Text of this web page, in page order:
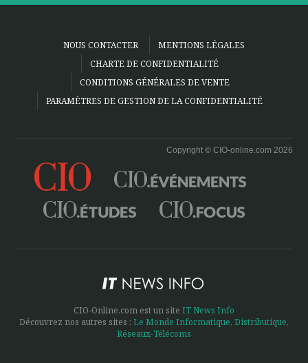
NOUS CONTACTER
MENTIONS LÉGALES
CHARTE DE CONFIDENTIALITÉ
CONDITIONS GÉNÉRALES DE VENTE
PARAMÈTRES DE GESTION DE LA CONFIDENTIALITÉ
Copyright © CIO-online.com 2026
CIO-Online.com est un site IT News Info
Découvrez nos autres sites : Le Monde Informatique, Distributique,
Réseaux-Télécoms